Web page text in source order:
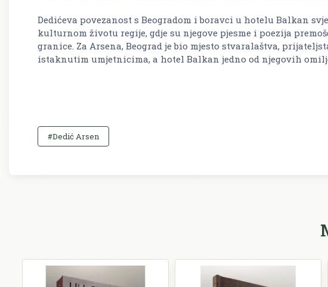
Dedićeva povezanost s Beogradom i boravci u hotelu Balkan
kulturnom životu regije, gdje su njegove pjesme i poezija
granice. Za Arsena, Beograd je bio mjesto stvaralaštva,
istaknutim umjetnicima, a hotel Balkan jedno od njegovih
#Dedić Arsen